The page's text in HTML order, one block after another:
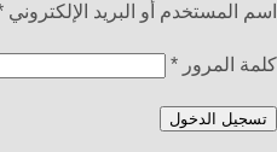
اسم المستخدم أو البريد الإلكتروني
كلمة المرور *
تسجيل الدخول